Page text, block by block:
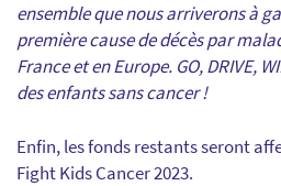
ensemble que nous arriverons à
première cause de décès par
France et en Europe. GO, DRIVE,
des enfants sans cancer !
Enfin, les fonds restants seront
Fight Kids Cancer 2023.